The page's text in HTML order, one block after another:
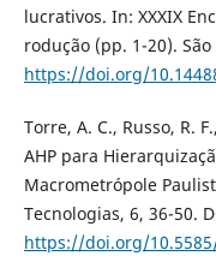
lucrativos. In: XXXIX
rodução (pp. 1-20).
https://doi.org/
Torre, A. C., Russo, R.
AHP para
Macrometrópole
Tecnologias, 6, 36-50.
https://doi.org/